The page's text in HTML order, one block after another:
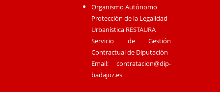
Organismo Autónomo
Protección de la Legalidad
Urbanística RESTAURA
Servicio de Gestión
Contractual de Diputación
Email:contratacion@dip-
badajoz.es